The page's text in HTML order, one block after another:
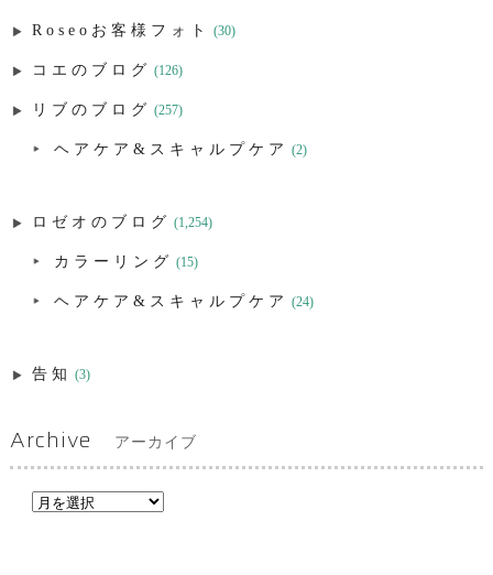
Roseoお客様フォト (30)
コエのブログ (126)
リブのブログ (257)
ヘアケア&スキャルプケア (2)
ロゼオのブログ (1,254)
カラーリング (15)
ヘアケア&スキャルプケア (24)
告知 (3)
Archive アーカイブ